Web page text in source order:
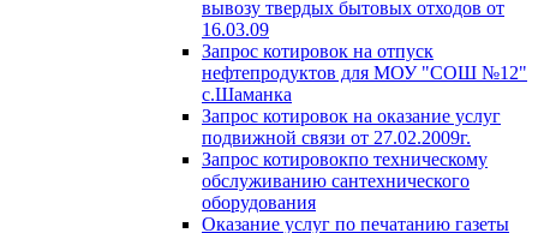
вывозу твердых бытовых отходов от
16.03.09
Запрос котировок на отпуск
нефтепродуктов для МОУ "СОШ №12"
с.Шаманка
Запрос котировок на оказание услуг
подвижной связи от 27.02.2009г.
Запрос котировокпо техническому
обслуживанию сантехнического
оборудования
Оказание услуг по печатанию газеты